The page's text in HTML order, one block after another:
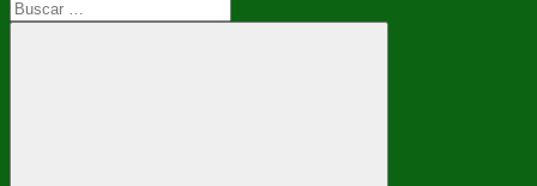
Buscar: